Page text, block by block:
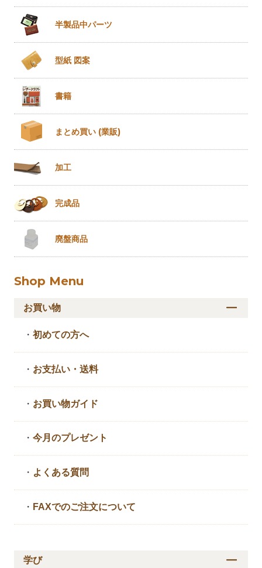
半製品中パーツ
型紙 図案
書籍
まとめ買い (業販)
加工
完成品
廃盤商品
Shop Menu
お買い物
・初めての方へ
・ お支払い・送料
・ お買い物ガイド
・今月のプレゼント
・ よくある質問
・ FAXでのご注文について
学び